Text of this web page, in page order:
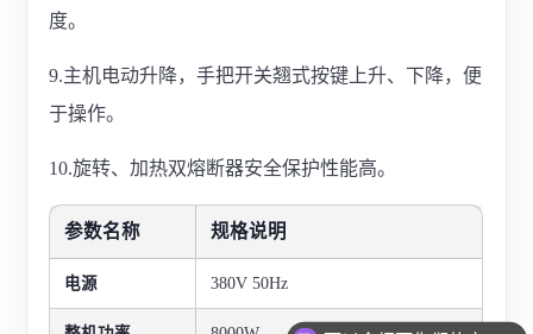
度。
9.主机电动升降，手把开关翘式按键上升、下降，便
于操作。
10.旋转、加热双熔断器安全保护性能高。
参数名称 规格说明
电源 380V 50Hz